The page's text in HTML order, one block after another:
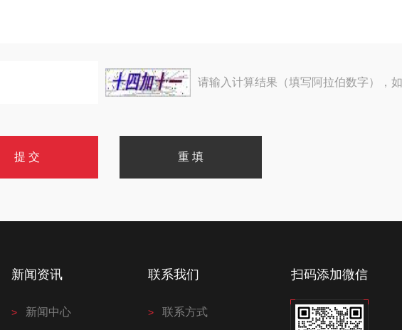
请输入计算结果（填写阿拉伯数字），
新闻资讯
新闻中心
联系我们
联系方式
扫码添加微信